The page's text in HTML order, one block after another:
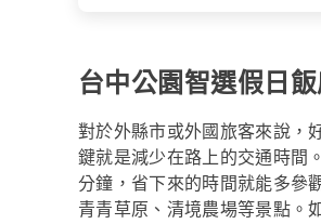
台中公園智選假日
對於外縣市或外國旅客來說，
鍵就是減少在路上的交通時間
分鐘，省下來的時間就能多參
青青草原、清境農場等景點。